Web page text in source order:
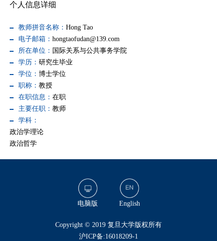
个人信息详细
教师拼音名称： Hong Tao
电子邮箱： hongtaofudan@139.com
所在单位： 国际关系与公共事务学院
学历： 研究生毕业
学位： 博士学位
职称： 教授
在职信息： 在职
主要任职： 教师
学科：
政治学理论
政治哲学
电脑版 English
​Copyright © 2019 复旦大学版权所有
沪ICP备:16018209-1